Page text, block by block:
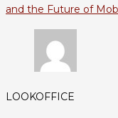
and the Future of
LOOKOFFICE